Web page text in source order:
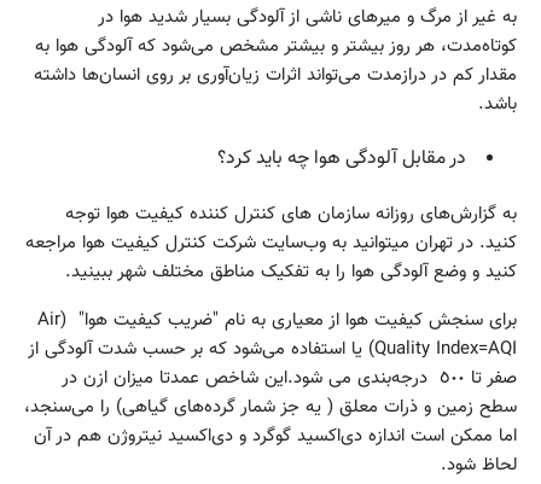
به غیر از مرگ و میرهای ناشی از آلودگی بسیار شدید هوا در
کوتاه‌مدت، هر روز بیشتر و بیشتر مشخص می‌شود که آلودگی هوا به
مقدار کم در درازمدت می‌تواند اثرات زیان‌آوری بر روی انسان‌ها داشته
باشد.
در مقابل آلودگی هوا چه باید کرد؟
به گزارش‌های روزانه سازمان های کنترل ‌کننده کیفیت هوا توجه
کنید. در تهران میتوانید به وب‌سایت شرکت کنترل کیفیت هوا مراجعه
کنید و وضع آلودگی هوا را به تفکیک مناطق مختلف شهر ببینید.
برای سنجش کیفیت هوا از معیاری به نام "ضریب کیفیت هوا" (Air
Quality Index=AQI) یا استفاده می‌شود که بر حسب شدت آلودگی از
صفر تا ٥٠٠ درجه‌بندی می شود.این شاخص عمدتا میزان ازن در
سطح زمین و ذرات معلق ( یه جز شمار گرده‌های گیاهی) را می‌سنجد،
اما ممکن است اندازه دی‌اکسید گوگرد و دی‌اکسید نیتروژن هم در آن
لحاظ شود.